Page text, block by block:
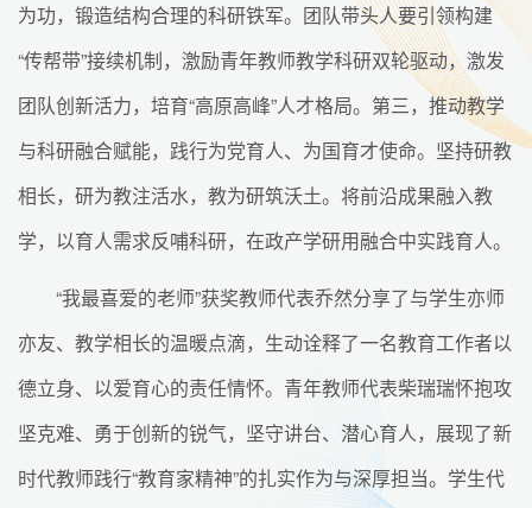
为功，锻造结构合理的科研铁军。团队带头人要引领构建
“传帮带”接续机制，激励青年教师教学科研双轮驱动，激发
团队创新活力，培育“高原高峰”人才格局。第三，推动教学
与科研融合赋能，践行为党育人、为国育才使命。坚持研教
相长，研为教注活水，教为研筑沃土。将前沿成果融入教
学，以育人需求反哺科研，在政产学研用融合中实践育人。
“我最喜爱的老师”获奖教师代表乔然分享了与学生亦师
亦友、教学相长的温暖点滴，生动诠释了一名教育工作者以
德立身、以爱育心的责任情怀。青年教师代表柴瑞瑞怀抱攻
坚克难、勇于创新的锐气，坚守讲台、潜心育人，展现了新
时代教师践行“教育家精神”的扎实作为与深厚担当。学生代